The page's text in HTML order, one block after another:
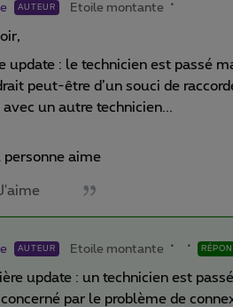
AUTEUR Etoile montante
update : le technicien est passé
peut-être d’un souci de
un autre technicien...
personne aime
AUTEUR Etoile montante
update : un technicien est
par le problème de